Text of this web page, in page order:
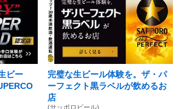
ビー
完璧な生ビール体験を。ザ・パ
ーフェクト黒ラベルが飲めるお
店
(サッポロビール)